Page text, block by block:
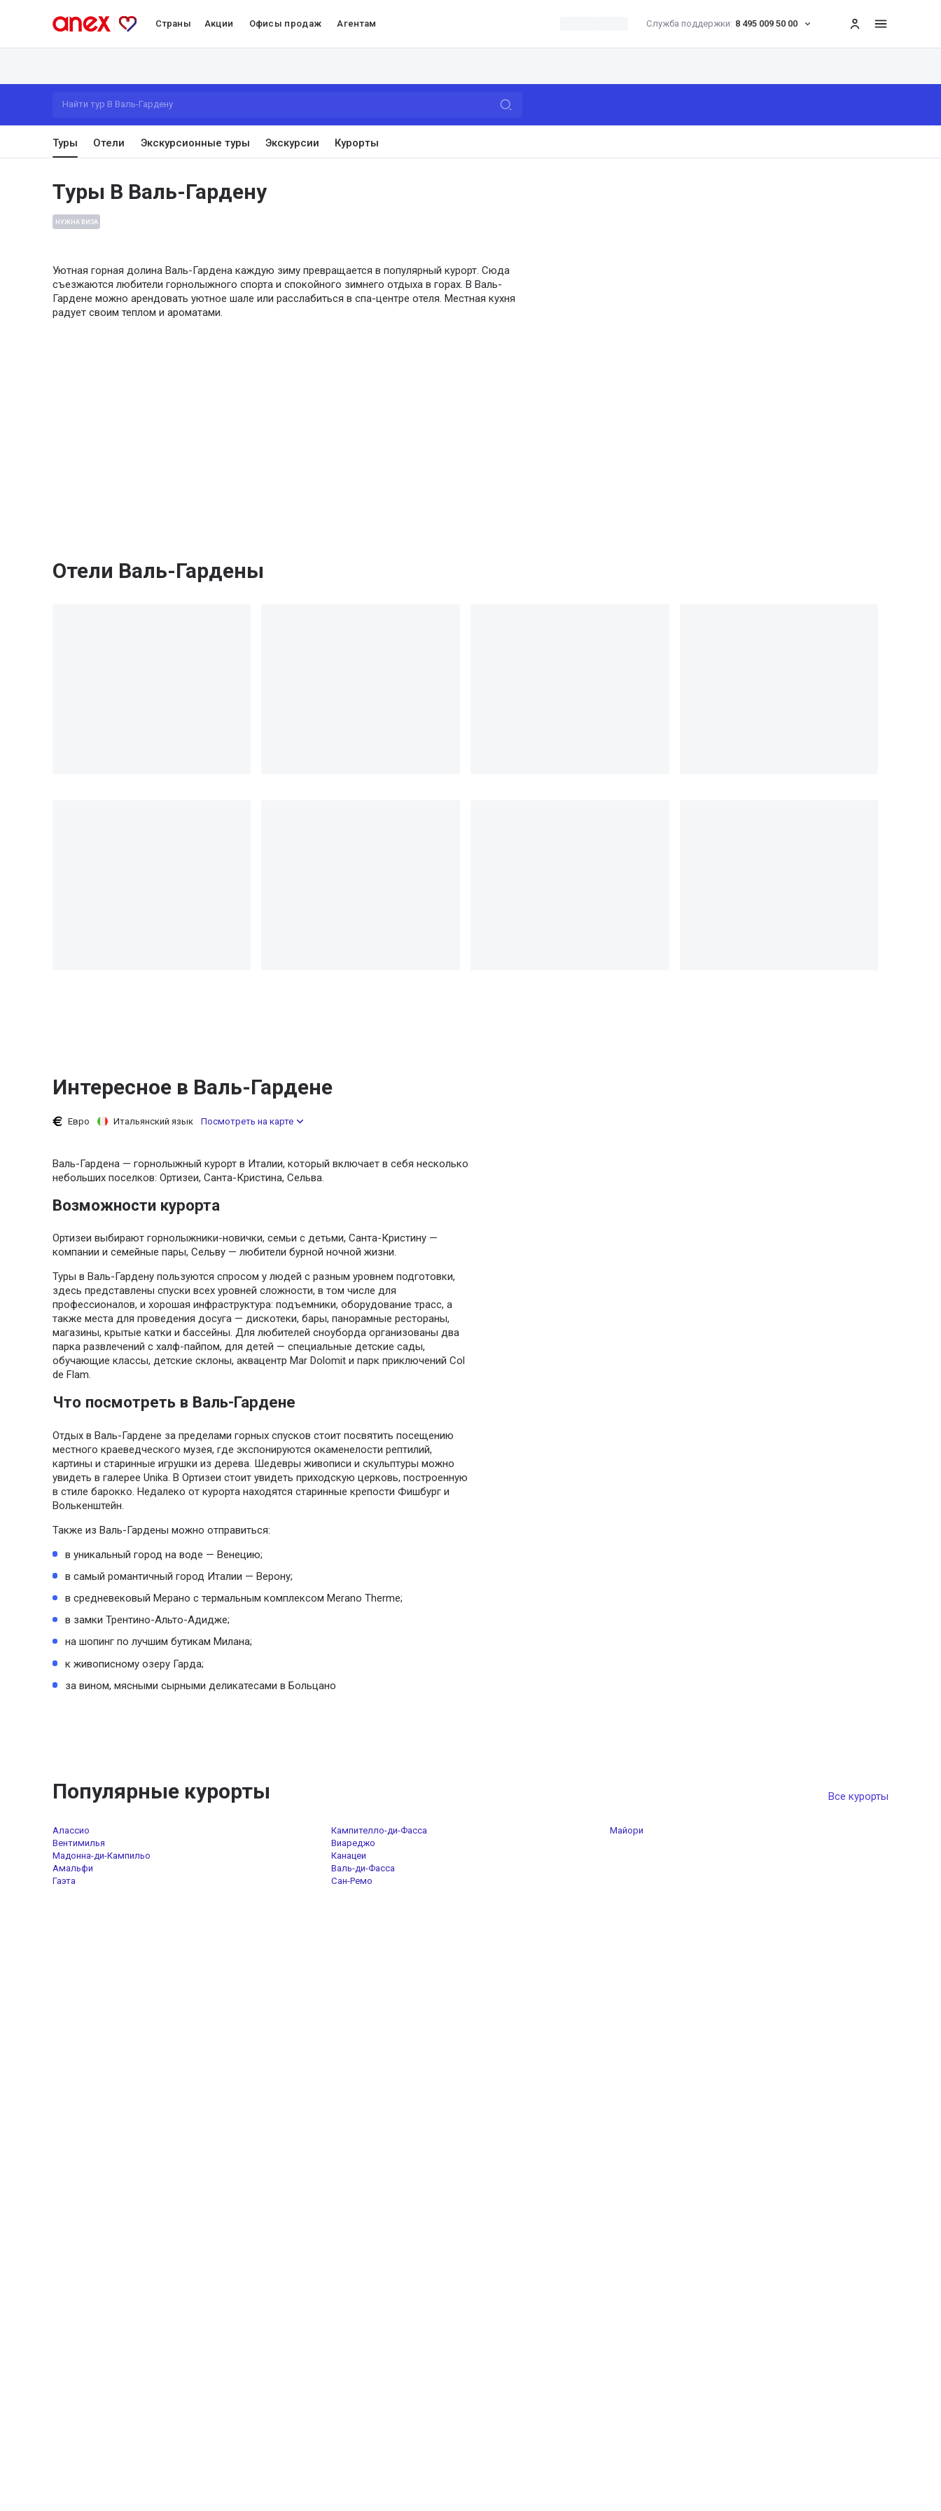
Страны Акции Офисы продаж Агентам Служба поддержки: 8 495 009 50 00 меню
Найти тур В Валь-Гардену
Туры Отели Экскурсионные туры Экскурсии Курорты
Туры В Валь-Гардену
НУЖНА ВИЗА
Уютная горная долина Валь-Гардена каждую зиму превращается в популярный курорт. Сюда
съезжаются любители горнолыжного спорта и спокойного зимнего отдыха в горах. В Валь-
Гардене можно арендовать уютное шале или расслабиться в спа-центре отеля. Местная кухня
радует своим теплом и ароматами.
Отели Валь-Гардены
Интересное в Валь-Гардене
Евро Итальянский язык Посмотреть на карте
Валь-Гардена — горнолыжный курорт в Италии, который включает в себя несколько
небольших поселков: Ортизеи, Санта-Кристина, Сельва.
Возможности курорта
Ортизеи выбирают горнолыжники-новички, семьи с детьми, Санта-Кристину —
компании и семейные пары, Сельву — любители бурной ночной жизни.
Туры в Валь-Гардену пользуются спросом у людей с разным уровнем подготовки,
здесь представлены спуски всех уровней сложности, в том числе для
профессионалов, и хорошая инфраструктура: подъемники, оборудование трасс, а
также места для проведения досуга — дискотеки, бары, панорамные рестораны,
магазины, крытые катки и бассейны. Для любителей сноуборда организованы два
парка развлечений с халф-пайпом, для детей — специальные детские сады,
обучающие классы, детские склоны, аквацентр Mar Dolomit и парк приключений Col
de Flam.
Что посмотреть в Валь-Гардене
Отдых в Валь-Гардене за пределами горных спусков стоит посвятить посещению
местного краеведческого музея, где экспонируются окаменелости рептилий,
картины и старинные игрушки из дерева. Шедевры живописи и скульптуры можно
увидеть в галерее Unika. В Ортизеи стоит увидеть приходскую церковь, построенную
в стиле барокко. Недалеко от курорта находятся старинные крепости Фишбург и
Волькенштейн.
Также из Валь-Гардены можно отправиться:
в уникальный город на воде — Венецию;
в самый романтичный город Италии — Верону;
в средневековый Мерано с термальным комплексом Merano Therme;
в замки Трентино-Альто-Адидже;
на шопинг по лучшим бутикам Милана;
к живописному озеру Гарда;
за вином, мясными сырными деликатесами в Больцано
Популярные курорты Все курорты
Алассио
Вентимилья
Мадонна-ди-Кампильо
Амальфи
Гаэта
Кампителло-ди-Фасса
Виареджо
Канацеи
Валь-ди-Фасса
Сан-Ремо
Майори